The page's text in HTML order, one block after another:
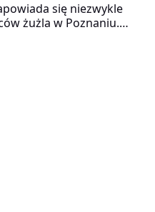
się niezwykle
żużla w Poznaniu.
Poznań stanie przed szansą
w czołówce Metalkas 2.